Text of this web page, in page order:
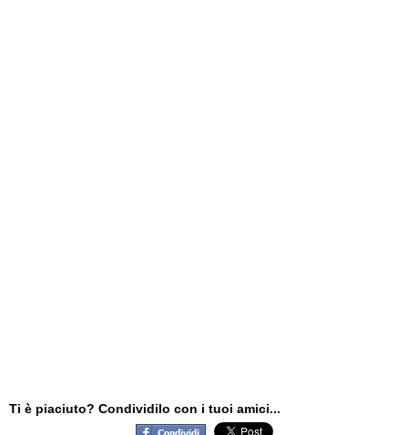
Ti è piaciuto? Condividilo con i tuoi amici...